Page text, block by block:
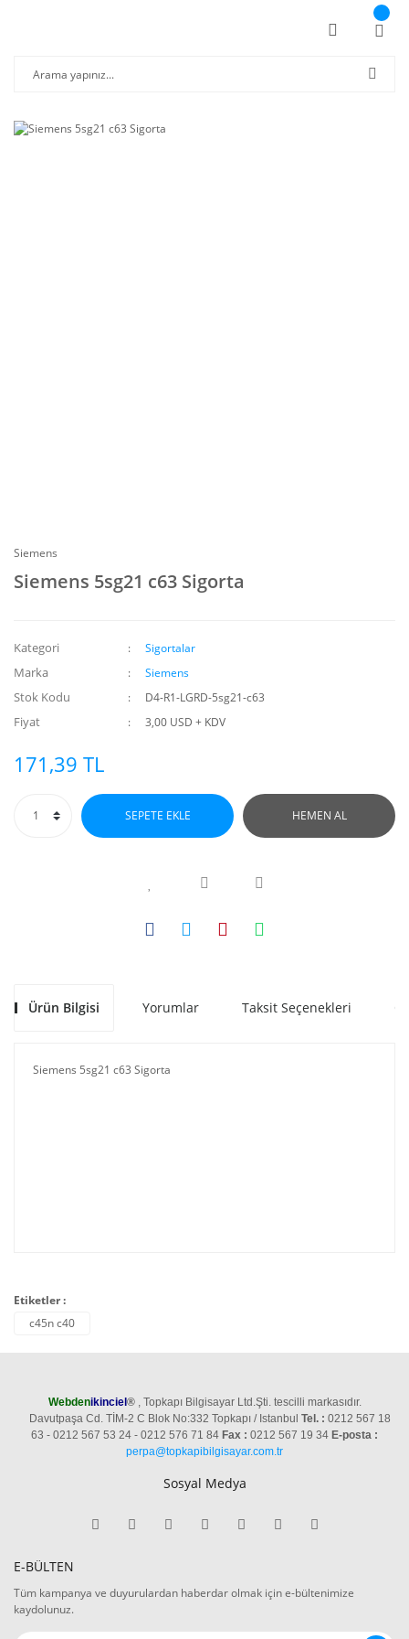
Siemens
Siemens 5sg21 c63 Sigorta
Kategori Sigortalar
Marka Siemens
Stok Kodu D4-R1-LGRD-5sg21-c63
Fiyat 3,00 USD + KDV
171,39 TL
SEPETE EKLE HEMEN AL
Ürün Bilgisi Yorumlar Taksit Seçenekleri
Siemens 5sg21 c63 Sigorta
Etiketler :
c45n c40
Webdenikinciel ®, Topkapı Bilgisayar Ltd.Şti. tescilli markasıdır.
Davutpaşa Cd. TİM-2 C Blok No:332 Topkapı / Istanbul Tel. : 0212 567 18
63 - 0212 567 53 24 - 0212 576 71 84 Fax : 0212 567 19 34 E-posta :
perpa@topkapibilgisayar.com.tr
Sosyal Medya
E-BÜLTEN
Tüm kampanya ve duyurulardan haberdar olmak için e-bültenimize
kaydolunuz.